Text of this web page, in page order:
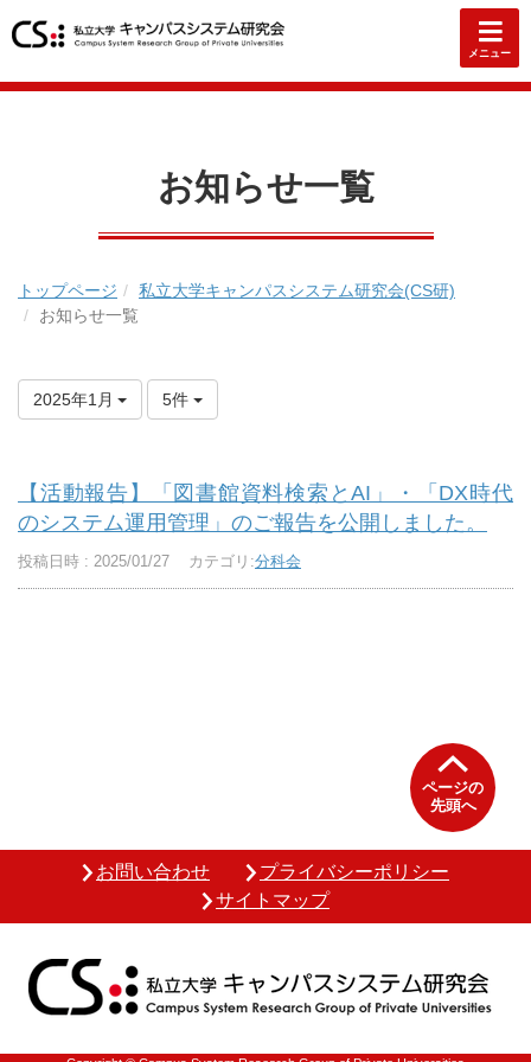
メニュー
お知らせ一覧
トップページ
私立大学キャンパスシステム研究会(CS研)
お知らせ一覧
2025年1月 5件
【活動報告】「図書館資料検索とAI」・「DX時代
のシステム運用管理」のご報告を公開しました。
投稿日時 : 2025/01/27 カテゴリ:分科会
ページの
先頭へ
お問い合わせ
プライバシーポリシー
サイトマップ